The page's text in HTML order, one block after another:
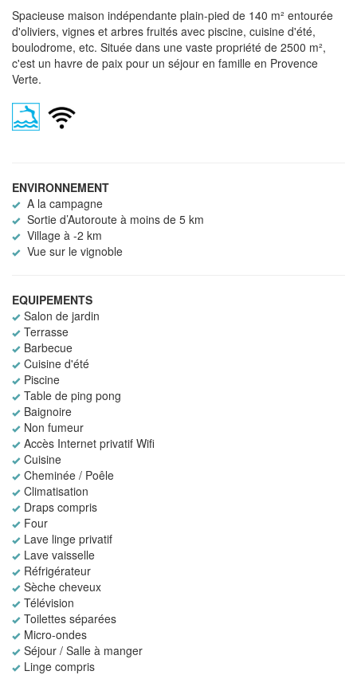
Spacieuse maison indépendante plain-pied de 140 m² entourée
d'oliviers, vignes et arbres fruités avec piscine, cuisine d'été,
boulodrome, etc. Située dans une vaste propriété de 2500 m²,
c'est un havre de paix pour un séjour en famille en Provence
Verte.
ENVIRONNEMENT
A la campagne
Sortie d’Autoroute à moins de 5 km
Village à -2 km
Vue sur le vignoble
EQUIPEMENTS
Salon de jardin
Terrasse
Barbecue
Cuisine d'été
Piscine
Table de ping pong
Baignoire
Non fumeur
Accès Internet privatif Wifi
Cuisine
Cheminée / Poêle
Climatisation
Draps compris
Four
Lave linge privatif
Lave vaisselle
Réfrigérateur
Sèche cheveux
Télévision
Toilettes séparées
Micro-ondes
Séjour / Salle à manger
Linge compris